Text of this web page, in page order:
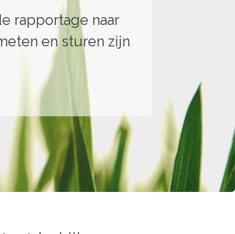
rapportage naar
en sturen zijn